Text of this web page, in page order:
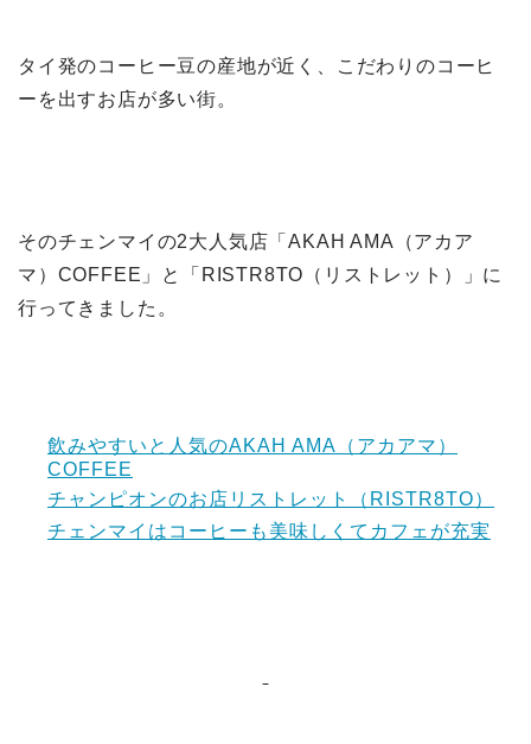
タイ発のコーヒー豆の産地が近く、こだわりのコーヒ
ーを出すお店が多い街。
そのチェンマイの2大人気店「AKAH AMA（アカア
マ）COFFEE」と「RISTR8TO（リストレット）」に
行ってきました。
飲みやすいと人気のAKAH AMA（アカアマ）
COFFEE
チャンピオンのお店リストレット（RISTR8TO）
チェンマイはコーヒーも美味しくてカフェが充実